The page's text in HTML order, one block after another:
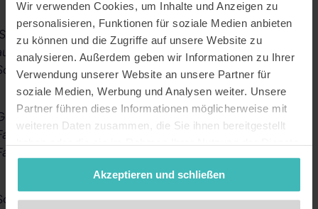
Wir verwenden Cookies, um Inhalte und Anzeigen zu
personalisieren, Funktionen für soziale Medien anbieten
zu können und die Zugriffe auf unsere Website zu
analysieren. Außerdem geben wir Informationen zu Ihrer
Verwendung unserer Website an unsere Partner für
soziale Medien, Werbung und Analysen weiter. Unsere
Partner führen diese Informationen möglicherweise mit
weiteren Daten zusammen, die Sie ihnen bereitgestellt
haben oder die sie im Rahmen Ihrer Nutzung der Dienste
gesammelt haben. Unsere Datenschutzerklärung finden
Impressum
Akzeptieren und schließen
, ITIC- und IYTC-Mitglieder erhalten einen 3% Rabatt
den online buchbaren Preis in Österreich und der
für die Anmietung von Sportgeräten, darunter:
(Citybikes, E-Mountainbikes, vollgefederte
und mehr), Klettersteigsets, Wanderausrüstung
funktioniert's: